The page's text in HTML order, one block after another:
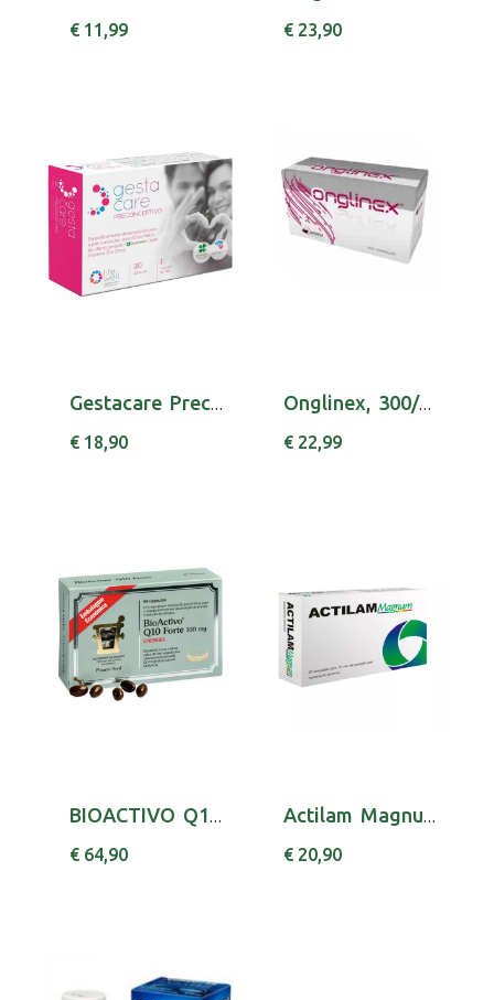
€ 11,99 € 23,90
Gestacare Preconceptivo Caps X30
€ 18,90
Onglinex, 300/50 mg x 180 cáps
€ 22,99
BIOACTIVO Q10 FORTE 100MG CAPSX90 UBIDECARREN...
€ 64,90
Actilam Magnum Amp 10Ml X20
€ 20,90